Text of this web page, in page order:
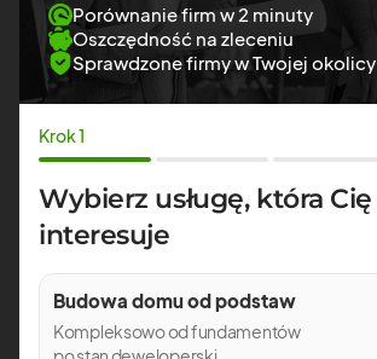
Porównanie firm w 2 minuty
Oszczędność na zleceniu
Sprawdzone firmy w Twojej okolicy
Krok 1
Wybierz usługę, która Cię
interesuje
Budowa domu od podstaw
Kompleksowo od fundamentów